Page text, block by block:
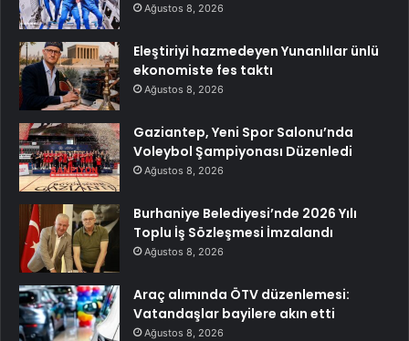
Ağustos 8, 2026
Eleştiriyi hazmedeyen Yunanlılar ünlü
ekonomiste fes taktı
Ağustos 8, 2026
Gaziantep, Yeni Spor Salonu’nda
Voleybol Şampiyonası Düzenledi
Ağustos 8, 2026
Burhaniye Belediyesi’nde 2026 Yılı
Toplu İş Sözleşmesi İmzalandı
Ağustos 8, 2026
Araç alımında ÖTV düzenlemesi:
Vatandaşlar bayilere akın etti
Ağustos 8, 2026